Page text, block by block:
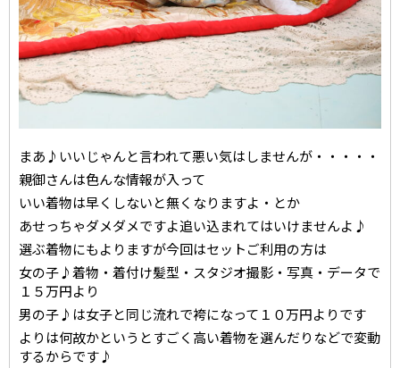
まあ♪いいじゃんと言われて悪い気はしませんが・・・・・
親御さんは色んな情報が入って
いい着物は早くしないと無くなりますよ・とか
あせっちゃダメダメですよ追い込まれてはいけませんよ♪
選ぶ着物にもよりますが今回はセットご利用の方は
女の子♪着物・着付け髪型・スタジオ撮影・写真・データで
１５万円より
男の子♪は女子と同じ流れで袴になって１０万円よりです
よりは何故かというとすごく高い着物を選んだりなどで変動
するからです♪